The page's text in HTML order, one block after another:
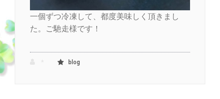
一個ずつ冷凍して、都度美味しく頂きまし
た。ご馳走様です！
blog